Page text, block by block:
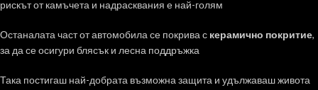
рискът от камъчета и надрасквания е най-голям
Останалата част от автомобила се покрива с керамично покритие,
за да се осигури блясък и лесна поддръжка
Така постигаш най-добрата възможна защита и удължаваш живота